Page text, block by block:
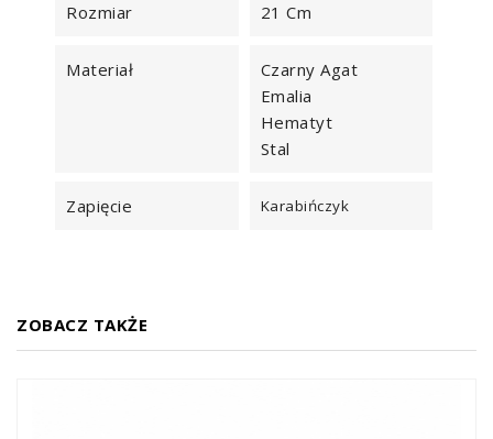
Rozmiar 21 Cm
Materiał
Czarny Agat
Emalia
Hematyt
Stal
Zapięcie Karabińczyk
ZOBACZ TAKŻE